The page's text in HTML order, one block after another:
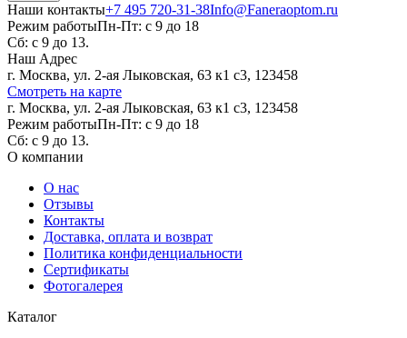
Наши контакты+7 495 720-31-38Info@Faneraoptom.ru
Режим работыПн-Пт: с 9 до 18
Сб: с 9 до 13.
Наш Адрес
г. Москва, ул. 2-ая Лыковская, 63 к1 с3, 123458
Смотреть на карте
г. Москва, ул. 2-ая Лыковская, 63 к1 с3, 123458
Режим работыПн-Пт: с 9 до 18
Сб: с 9 до 13.
О компании
О нас
Отзывы
Контакты
Доставка, оплата и возврат
Политика конфиденциальности
Сертификаты
Фотогалерея
Каталог